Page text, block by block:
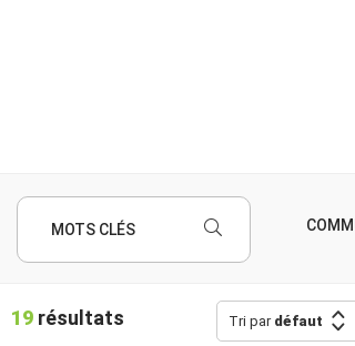
MOTS CLÉS
19 résultats Tri par défaut